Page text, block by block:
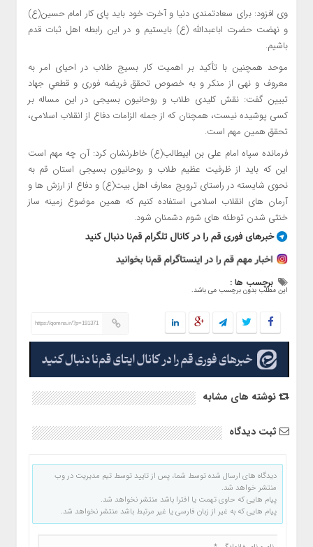
وی افزود: برای سعادتمندی دنیا و آخرت خود باید پای کار امام حسین(ع)
و نهضت حضرت اباعبدالله (ع) بایستیم و در این رابطه اهل ثبات قدم
باشیم.
موحد همچنین با تأکید بر اهمیت کار بسیج طلاب در احیای امر به
معروف و نهی از منکر و به خصوص تحقق فریضه فوری و قطعیِ جهاد
تبیین گفت: نقش کلیدی طلاب و روحانیون بسیجی در این مساله بر
کسی پوشیده نیست، همچنان که از جمله الزامات دفاع از انقلاب اسلامی،
تحقق همین مهم است.
فرمانده سپاه امام علی بن ابیطالب(ع) خاطرنشان کرد: آن چه مهم است
این که باید از ظرفیت عظیم طلاب و روحانیون بسیجی استان قم به
نحوی شایسته در راستای ترویج معارف اهل بیت(ع) و دفاع از ارزش ها و
آرمان های انقلاب اسلامی استفاده کنیم که همین موضوع زمینه ساز
خنثی شدن توطئه های شوم دشمنان شود.
برچسب ها :
این مطلب بدون برچسب می باشد.
https://qomna.ir/?p=191371
نوشته های مشابه
ثبت دیدگاه
دیدگاه های ارسال شده توسط شما، پس از تایید توسط تیم مدیریت در وب
منتشر خواهد شد.
پیام هایی که حاوی تهمت یا افترا باشد منتشر نخواهد شد.
پیام هایی که به غیر از زبان فارسی یا غیر مرتبط باشد منتشر نخواهد شد.